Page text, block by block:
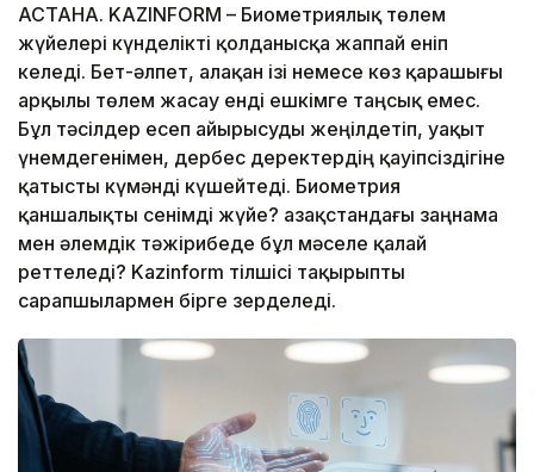
АСТАНА. KAZINFORM – Биометриялық төлем
жүйелері күнделікті қолданысқа жаппай еніп
келеді. Бет-әлпет, алақан ізі немесе көз қарашығы
арқылы төлем жасау енді ешкімге таңсық емес.
Бұл тәсілдер есеп айырысуды жеңілдетіп, уақыт
үнемдегенімен, дербес деректердің қауіпсіздігіне
қатысты күмәнді күшейтеді. Биометрия
қаншалықты сенімді жүйе? Қазақстандағы заңнама
мен әлемдік тәжірибеде бұл мәселе қалай
реттеледі? Kazinform тілшісі тақырыпты
сарапшылармен бірге зерделеді.